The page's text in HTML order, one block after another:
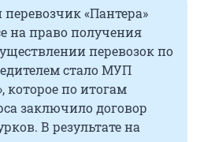
«Пантера»
на право получения
перевозок по
стало МУП
которое по итогам
заключило договор
В результате на